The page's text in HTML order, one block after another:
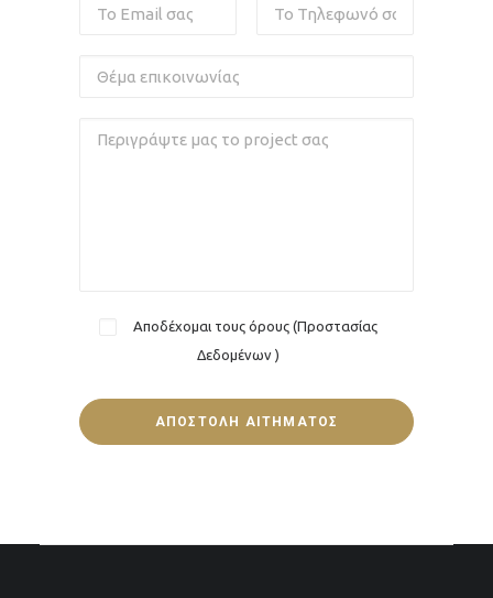
Αποδέχομαι τους όρους (Προστασίας
Δεδομένων )